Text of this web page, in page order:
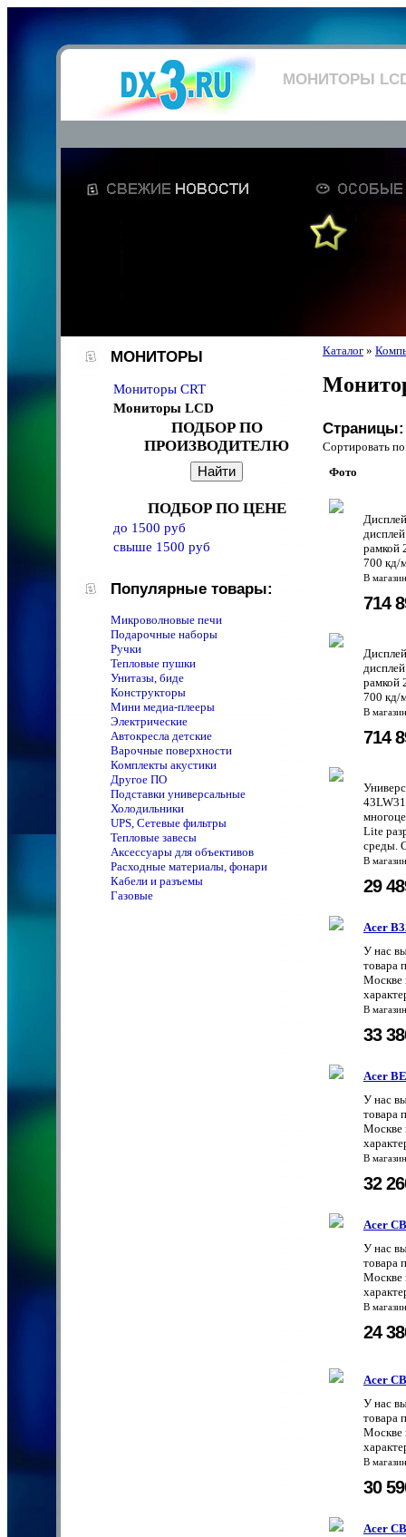
МОНИТОРЫ
МОНИТОРЫ
Мониторы CRT
Мониторы LCD
ПОДБОР ПО
ПРОИЗВОДИТЕЛЮ
ПОДБОР ПО ЦЕНЕ
до 1500 руб
свыше 1500 руб
Популярные товары:
Микроволновые печи
Подарочные наборы
Ручки
Тепловые пушки
Унитазы, биде
Конструкторы
Мини медиа-плееры
Электрические
Автокресла детские
Варочные поверхности
Комплекты акустики
Другое ПО
Подставки универсальные
Холодильники
UPS, Сетевые фильтры
Тепловые завесы
Аксессуары для объективов
Расходные материалы, фонари
Кабели и разъемы
Газовые
Каталог »
Страницы:
Сортировать
Фото
рамкой
700 кд/
В
714
рамкой
700 кд/
В
714
Lite
среды.
В
29
Acer
У нас
товара
Москве
В
33
Acer
У нас
товара
Москве
В
32
Acer
У нас
товара
Москве
В
24
Acer
У нас
товара
Москве
В
30
Acer